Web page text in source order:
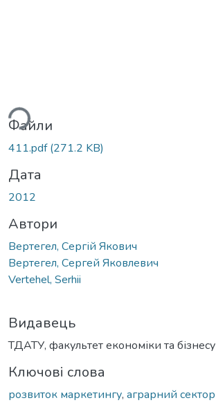
Файли
411.pdf(271.2 KB)
Дата
2012
Автори
Вертегел, Сергій Якович
Вертегел, Сергей Яковлевич
Vertehel, Serhii
Видавець
ТДАТУ, факультет економіки та бізнесу
Ключові слова
розвиток маркетингу, аграрний сектор